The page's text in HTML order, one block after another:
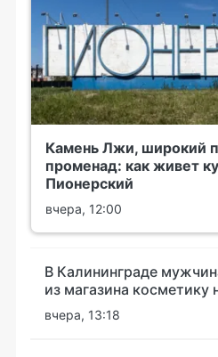
Камень Лжи, широкий
променад: как живет
Пионерский
вчера, 12:00
В Калининграде
из магазина косметику
вчера, 13:18